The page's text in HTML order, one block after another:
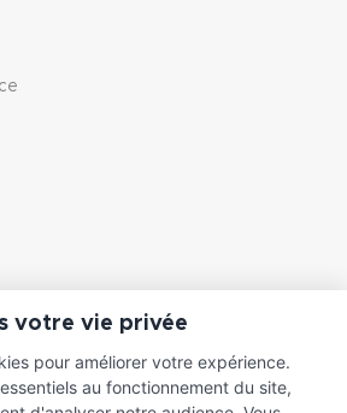
votre vie privée
pour améliorer votre expérience.
au fonctionnement du site,